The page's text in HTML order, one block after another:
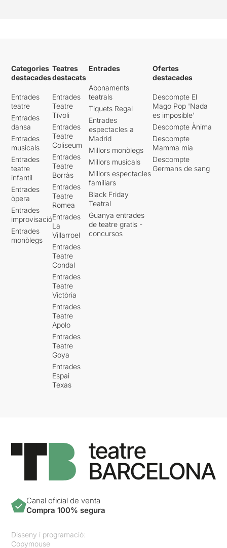
Categories
destacades
Entrades
teatre
Entrades
dansa
Entrades
musicals
Entrades
teatre
infantil
Entrades
òpera
Entrades
improvisació
Entrades
monòlegs
Teatres
destacats
Entrades
Teatre
Tívoli
Entrades
Teatre
Coliseum
Entrades
Teatre
Borràs
Entrades
Teatre
Romea
Entrades
La
Villarroel
Entrades
Teatre
Condal
Entrades
Teatre
Victòria
Entrades
Teatre
Apolo
Entrades
Teatre
Goya
Entrades
Espai
Texas
Entrades
Abonaments
teatrals
Tiquets Regal
Entrades
espectacles a
Madrid
Millors monòlegs
Millors musicals
Millors espectacles
familiars
Black Friday
Teatral
Guanya entrades
de teatre gratis -
concursos
Ofertes
destacades
Descompte El
Mago Pop 'Nada
es imposible'
Descompte Ànima
Descompte
Mamma mia
Descompte
Germans de sang
Canal oficial de venta
Compra 100% segura
Disseny i programació:
Copymouse